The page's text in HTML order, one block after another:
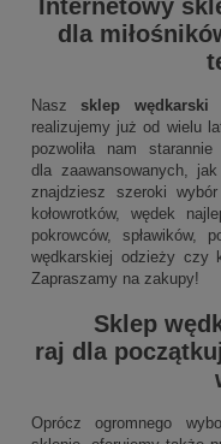
Internetowy
dla
Naszsklep wędkarski
realizujemy już od wielu
pozwoliła nam
dla zaawansowanych,
znajdziesz szeroki
kołowrotków, wędek
pokrowców, spławików,
wędkarskiej odzieży czy
Zapraszamy na zakupy!
Sklep
raj dla
Oprócz ogromnego